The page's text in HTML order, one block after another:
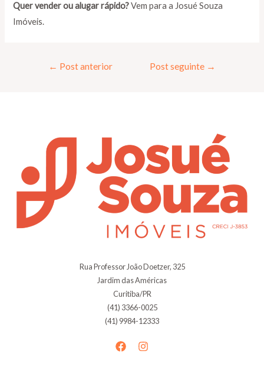
Quer vender ou alugar rápido?Vem para a Josué Souza
Imóveis.
← Post anterior Post seguinte →
Rua Professor João Doetzer, 325
Jardim das Américas
Curitiba/PR
(41) 3366-0025
(41) 9984-12333